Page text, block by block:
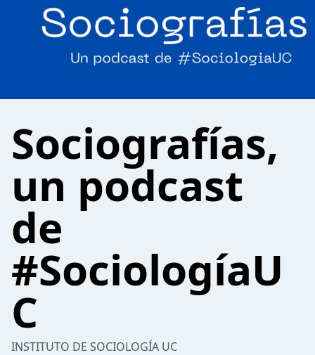
Sociografías,
un podcast
de
#SociologíaU
C
INSTITUTO DE SOCIOLOGÍA UC